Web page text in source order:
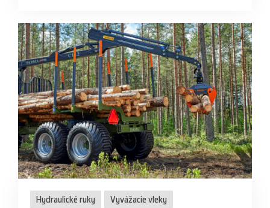
Hydraulické ruky
Vyvážacie vleky